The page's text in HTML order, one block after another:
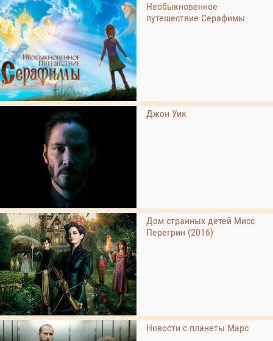
Необыкновенное
путешествие Серафимы
Джон Уик
Дом странных детей Мисс
Перегрин (2016)
Новости с планеты Марс